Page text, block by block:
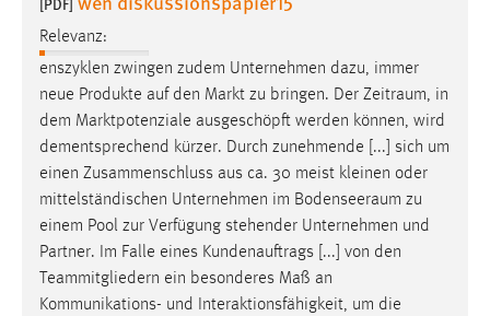
Relevanz:
enszyklen zwingen zudem Unternehmen dazu, immer
neue Produkte auf den Markt zu bringen. Der Zeitraum, in
dem Marktpotenziale ausgeschöpft werden können, wird
dementsprechend kürzer. Durch zunehmende [...] sich um
einen Zusammenschluss aus ca. 30 meist kleinen oder
mittelständischen Unternehmen im Bodenseeraum zu
einem Pool zur Verfügung stehender Unternehmen und
Partner. Im Falle eines Kundenauftrags [...] von den
Teammitgliedern ein besonderes Maß an
Kommunikations- und Interaktionsfähigkeit, um die